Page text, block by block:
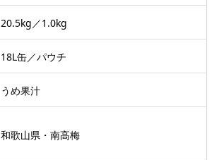
20.5kg／1.0kg
18L缶／パウチ
うめ果汁
和歌山県・南高梅